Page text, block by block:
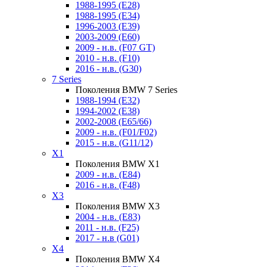
1988-1995 (E28)
1988-1995 (E34)
1996-2003 (E39)
2003-2009 (E60)
2009 - н.в. (F07 GT)
2010 - н.в. (F10)
2016 - н.в. (G30)
7 Series
Поколения BMW 7 Series
1988-1994 (E32)
1994-2002 (E38)
2002-2008 (E65/66)
2009 - н.в. (F01/F02)
2015 - н.в. (G11/12)
X1
Поколения BMW X1
2009 - н.в. (E84)
2016 - н.в. (F48)
X3
Поколения BMW X3
2004 - н.в. (E83)
2011 - н.в. (F25)
2017 - н.в (G01)
X4
Поколения BMW X4